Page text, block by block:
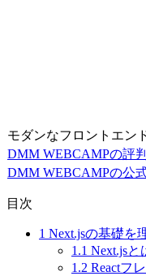
モダンなフロントエン
DMM WEBCAMPの評
DMM WEBCAMPの公
目次
1 Next.jsの基礎を
1.1 Next.jsと
1.2 Reactフ